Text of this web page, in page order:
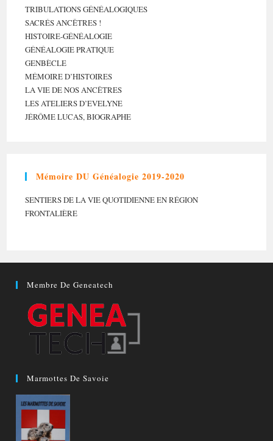
TRIBULATIONS GÉNÉALOGIQUES
SACRÉS ANCÊTRES !
HISTOIRE-GÉNÉALOGIE
GÉNÉALOGIE PRATIQUE
GENBÈCLE
MÉMOIRE D’HISTOIRES
LA VIE DE NOS ANCÊTRES
LES ATELIERS D’EVELYNE
JÉRÔME LUCAS, BIOGRAPHE
Mémoire DU Généalogie 2019-2020
SENTIERS DE LA VIE QUOTIDIENNE EN RÉGION
FRONTALIÈRE
Membre De Geneatech
Marmottes De Savoie